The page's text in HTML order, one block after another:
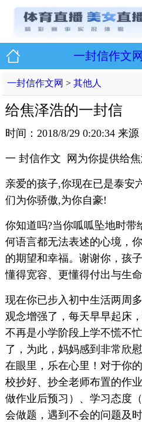
一封信作文网
一封信作文网 >其他人
给焦泽浩的一封信
时间：2018/8/29 0:20:34 来
一 封信作文 网为你提供给
亲爱的孩子,你现在已是泰安
们为你骄傲,为你自豪!
你知道吗?当你呱呱坠地时
何语言都无法表述的心境，
的期望和幸福。谢谢你，孩
懂得宽容、更懂得付出与生命
现在你已步入初中生活两周
观念增强了，每天早早起床
不再是小学阶段上学不慌不
了，为此，妈妈感到非常欣
在眼里，乐在心里！对于你
校抄好、抄全老师布置的作
做作业后预习）、学习态度
会做题，遇到不会的问题及